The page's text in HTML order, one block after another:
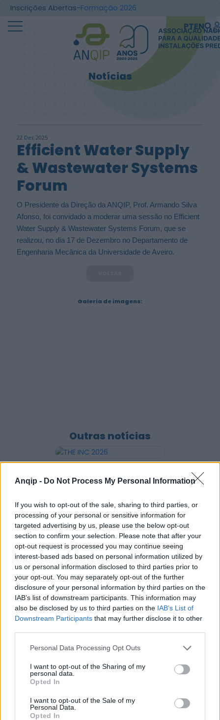
Anqip - Do Not Process My Personal Information
If you wish to opt-out of the sale, sharing to third parties, or
processing of your personal or sensitive information for
targeted advertising by us, please use the below opt-out
section to confirm your selection. Please note that after your
opt-out request is processed you may continue seeing
interest-based ads based on personal information utilized by
us or personal information disclosed to third parties prior to
your opt-out. You may separately opt-out of the further
disclosure of your personal information by third parties on the
IAB’s list of downstream participants. This information may
also be disclosed by us to third parties on the IAB’s List of
Downstream Participants that may further disclose it to other
Personal Data Processing Opt Outs
I want to opt-out of the Sharing of my
personal data.
Opted In
I want to opt-out of the Sale of my
Personal Data.
Opted In
Inscrições Abertas-Formação 2026
Notícias
PTEN
22 Dec 2025
Efficient Water Supply
& Wastewater Systems
Forum
O Presidente da Direção da ANQIP, Prof. Armando Silva
Afonso, foi convidado a moderar uma sessão no Efficient
Water Supply & Wastewater Systems Forum, que se
realizou, no dia 17 de Dezembro no Departamento de
Engenharia Mecânica da Universidade de Aveiro.
Galeria de imagens:
Outras notícias
THE INC 2026
31 Mar 2026
Petição Pública
07 Oct 2025
Sessões Técnicas-
ECODEPUR
07 Oct 2025
Aniversário